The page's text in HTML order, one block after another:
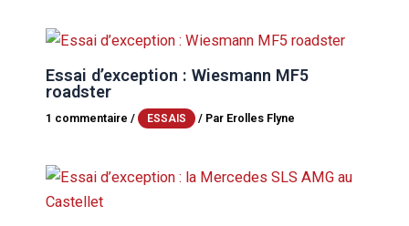
Essai d’exception : Wiesmann MF5
roadster
1 commentaire / ESSAIS / Par Erolles Flyne